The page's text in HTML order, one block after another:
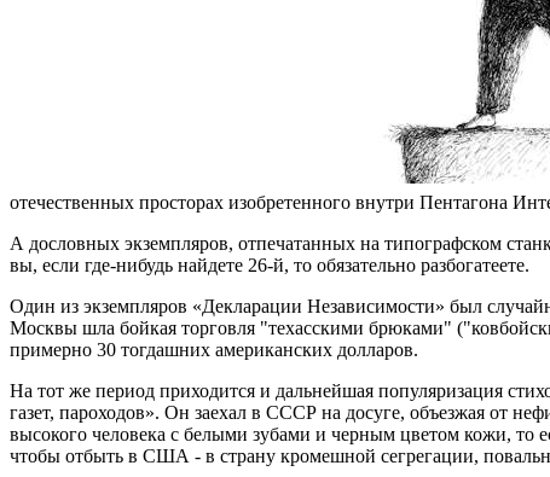
отечественных просторах изобретенного внутри Пентагона
А дословных экземпляров, отпечатанных на типографском
вы, если где-нибудь найдете 26-й, то обязательно разбогатеете.
Один из экземпляров «Декларации Независимости» был
Москвы шла бойкая торговля "техасскими брюками"
примерно 30 тогдашних американских долларов.
На тот же период приходится и дальнейшая популяризация
газет, пароходов». Он заехал в СССР на досуге, объезжая от
высокого человека с белыми зубами и черным цветом кожи, то
чтобы отбыть в США - в страну кромешной сегрегации,